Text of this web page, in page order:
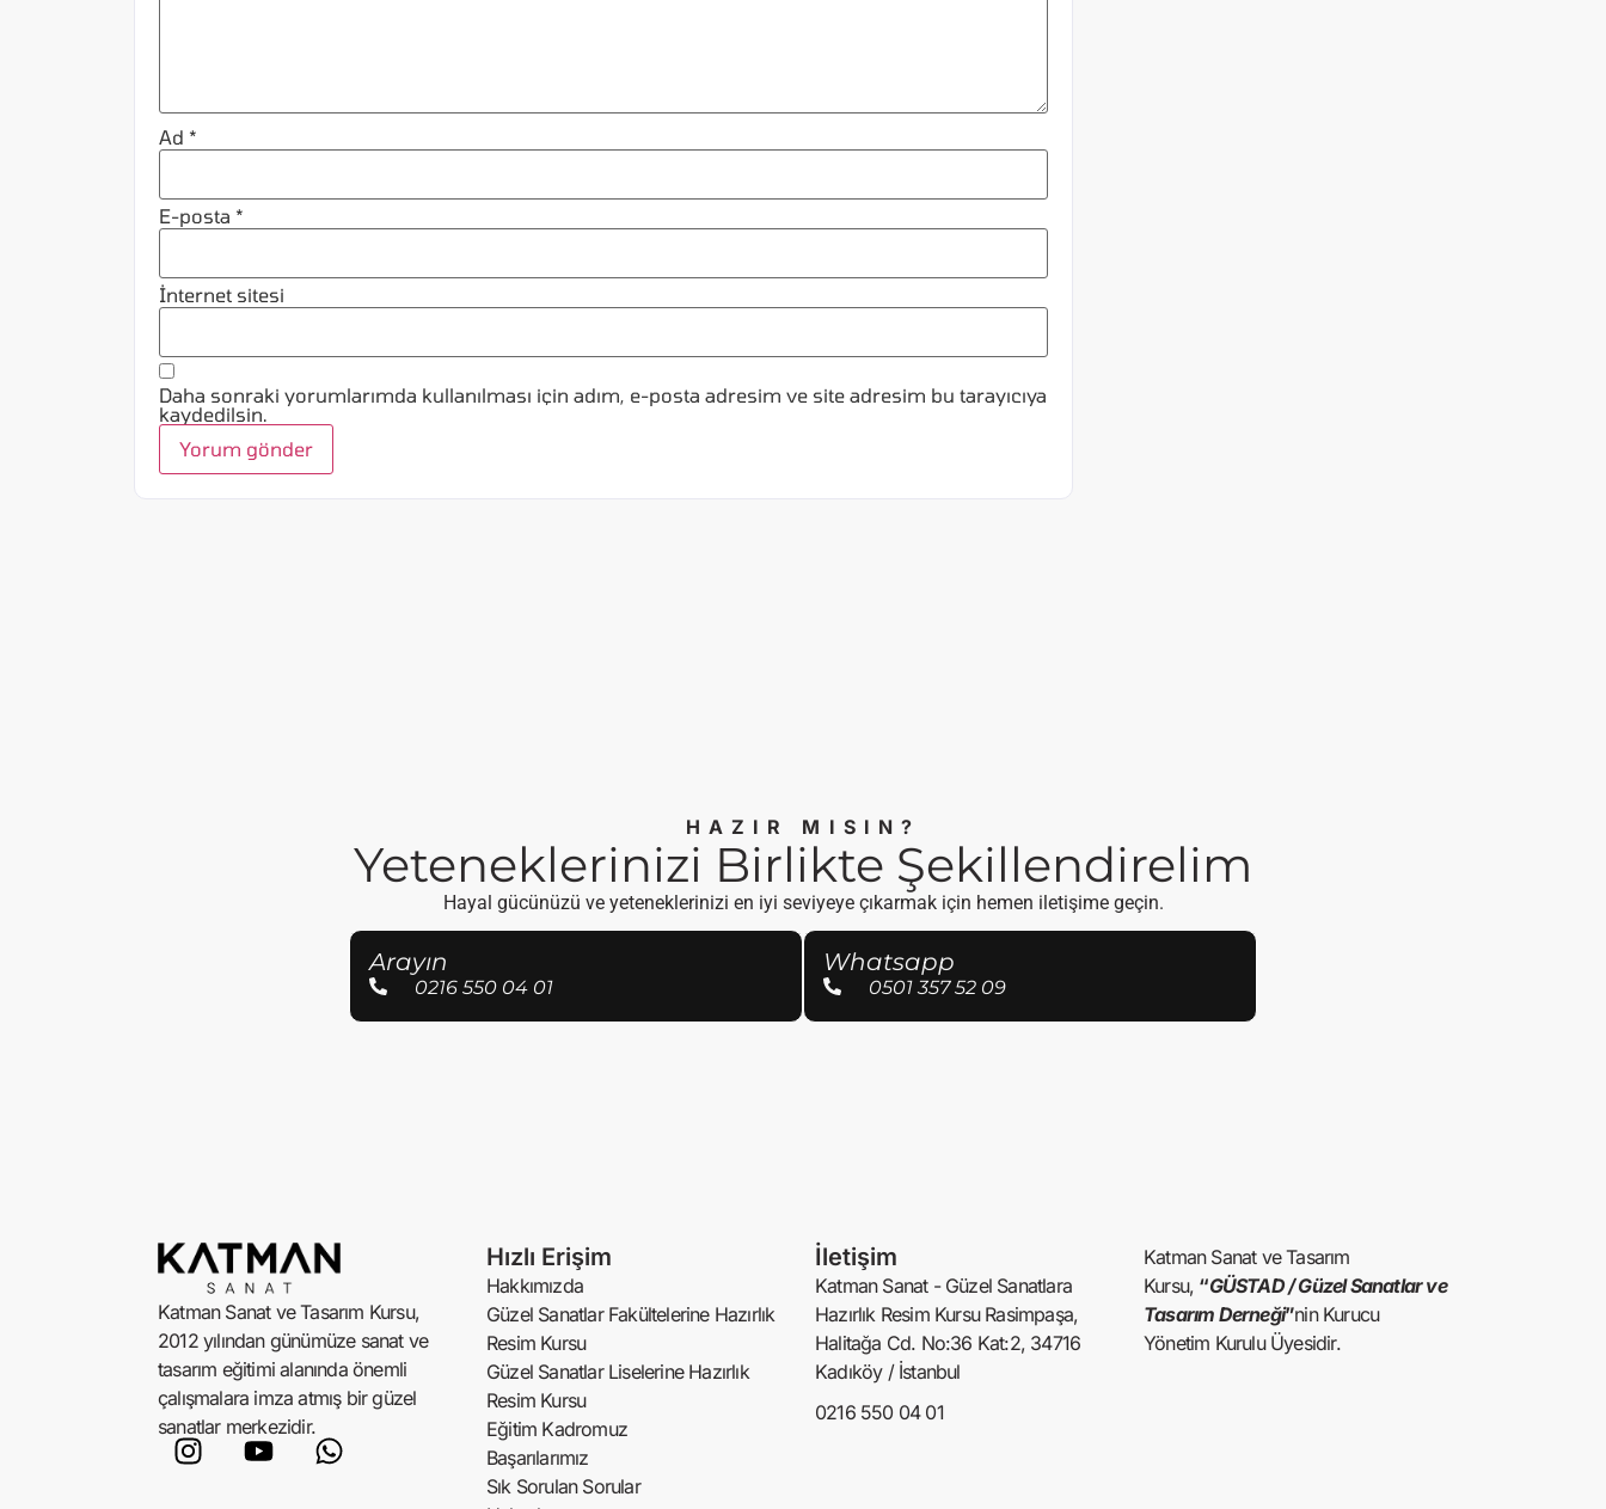
Ad *
E-posta *
İnternet sitesi
Daha sonraki yorumlarımda kullanılması için adım, e-posta adresim ve site adresim bu tarayıcıya
kaydedilsin.
HAZIR MISIN?
Yeteneklerinizi Birlikte Şekillendirelim
Hayal gücünüzü ve yeteneklerinizi en iyi seviyeye çıkarmak için hemen iletişime geçin.
Arayın
0216 550 04 01
Whatsapp
0501 357 52 09
Katman Sanat ve Tasarım Kursu,
2012 yılından günümüze sanat ve
tasarım eğitimi alanında önemli
çalışmalara imza atmış bir güzel
sanatlar merkezidir.
Hızlı Erişim
Hakkımızda
Güzel Sanatlar Fakültelerine Hazırlık
Resim Kursu
Güzel Sanatlar Liselerine Hazırlık
Resim Kursu
Eğitim Kadromuz
Başarılarımız
Sık Sorulan Sorular
İletişim
Katman Sanat - Güzel Sanatlara
Hazırlık Resim Kursu Rasimpaşa,
Halitağa Cd. No:36 Kat:2, 34716
Kadıköy / İstanbul
0216 550 04 01
Katman Sanat ve Tasarım
Kursu, “GÜSTAD / Güzel Sanatlar ve
Tasarım Derneği”nin Kurucu
Yönetim Kurulu Üyesidir.